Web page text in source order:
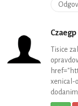
Czaegp
Tisice
xenical-